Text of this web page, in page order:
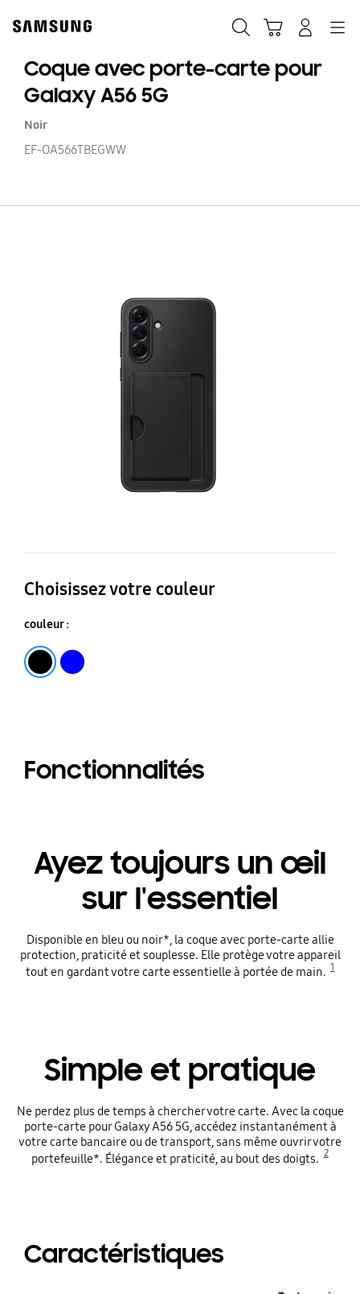
content
Coque avec porte-carte pour
Galaxy A56 5G
Noir
EF-OA566TBEGWW
Choisissez votre couleur
couleur :
Fonctionnalités
Ayez toujours un œil
sur l'essentiel
Disponible en bleu ou noir*, la coque avec porte-carte allie
protection, praticité et souplesse. Elle protège votre appareil
tout en gardant votre carte essentielle à portée de main. 1
Simple et pratique
Ne perdez plus de temps à chercher votre carte. Avec la coque
porte-carte pour Galaxy A56 5G, accédez instantanément à
votre carte bancaire ou de transport, sans même ouvrir votre
portefeuille*. Élégance et praticité, au bout des doigts. 2
Caractéristiques